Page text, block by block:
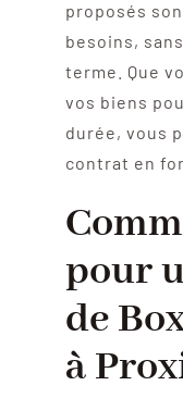
proposés
besoins,
terme. Que
vos biens
durée, vous
contrat en
pour
de
à